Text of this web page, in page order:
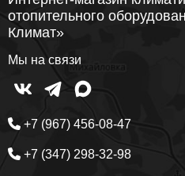
отопительного
Климат»
Мы на связи
+7 (967) 456-08-47
+7 (347) 298-32-98